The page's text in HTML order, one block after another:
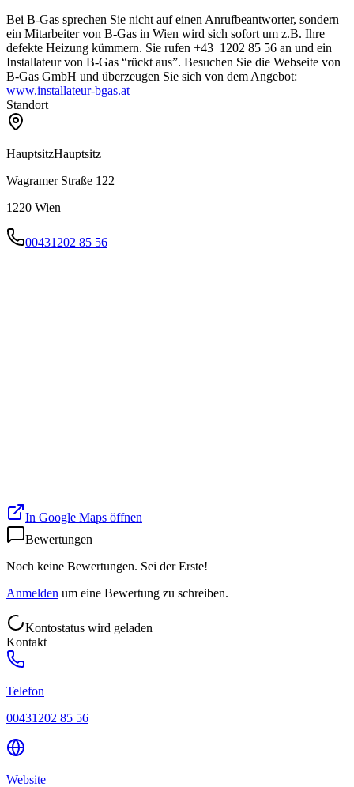
Bei B-Gas sprechen Sie nicht auf einen Anrufbeantworter, sondern
ein Mitarbeiter von B-Gas in Wien wird sich sofort um z.B. Ihre
defekte Heizung kümmern. Sie rufen +43 1202 85 56 an und ein
Installateur von B-Gas “rückt aus”. Besuchen Sie die Webseite von
B-Gas GmbH und überzeugen Sie sich von dem Angebot:
www.installateur-bgas.at
Standort
HauptsitzHauptsitz
Wagramer Straße 122
1220 Wien
00431202 85 56
In Google Maps öffnen
Bewertungen
Noch keine Bewertungen. Sei der Erste!
Anmelden um eine Bewertung zu schreiben.
Kontostatus wird geladen
Kontakt
Telefon
00431202 85 56
Website